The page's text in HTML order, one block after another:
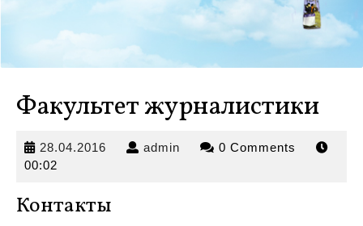
Факультет журналистики
28.04.2016 28.04.2016
admin admin 0 Comments
00:02
Контакты